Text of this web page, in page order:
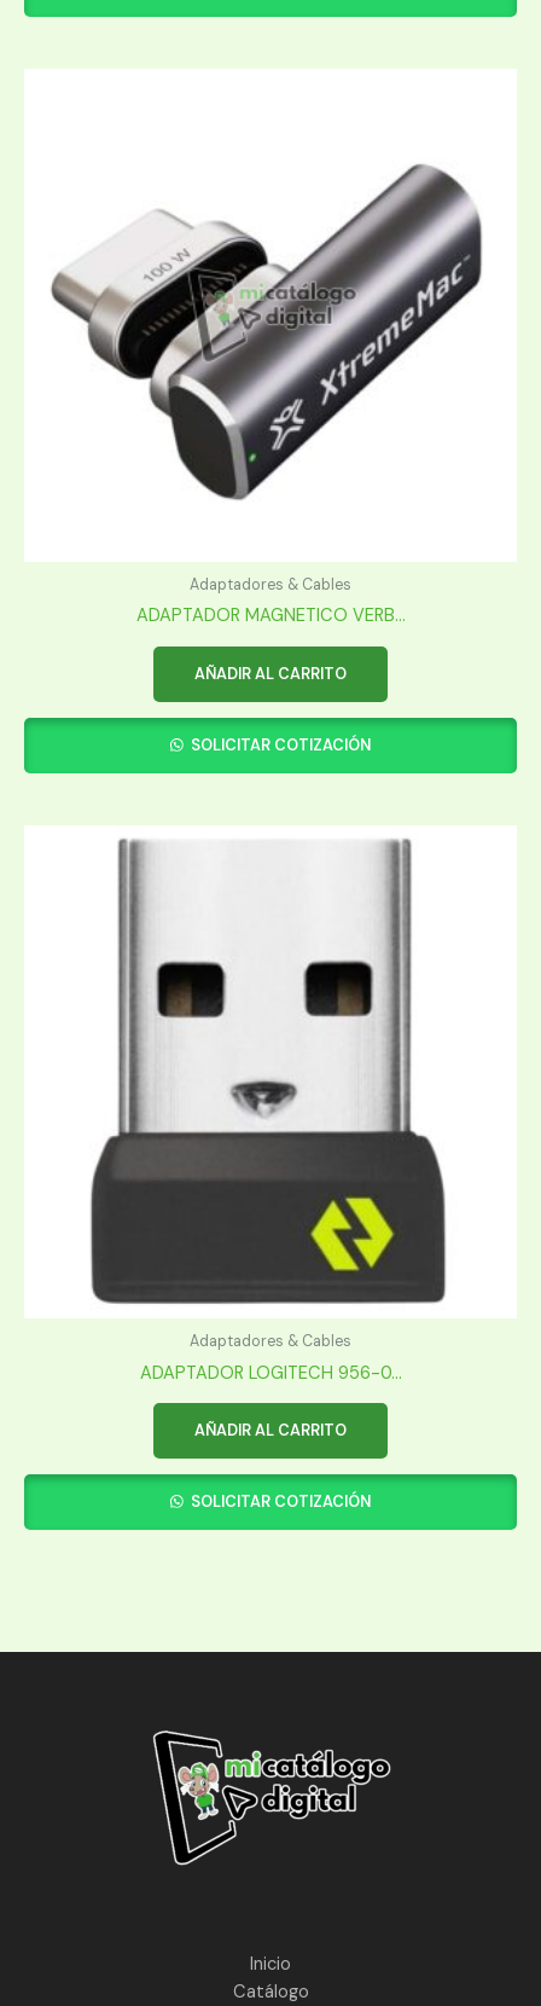
Adaptadores & Cables
ADAPTADOR MAGNETICO VERB...
AÑADIR AL CARRITO
SOLICITAR COTIZACIÓN
Adaptadores & Cables
ADAPTADOR LOGITECH 956-0...
AÑADIR AL CARRITO
SOLICITAR COTIZACIÓN
Inicio
Catálogo